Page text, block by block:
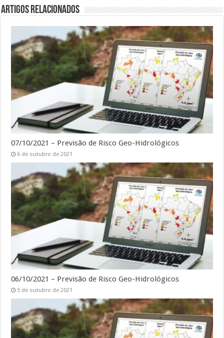
Artigos Relacionados
07/10/2021 – Previsão de Risco Geo-Hidrológicos
6 de outubro de 2021
06/10/2021 – Previsão de Risco Geo-Hidrológicos
5 de outubro de 2021